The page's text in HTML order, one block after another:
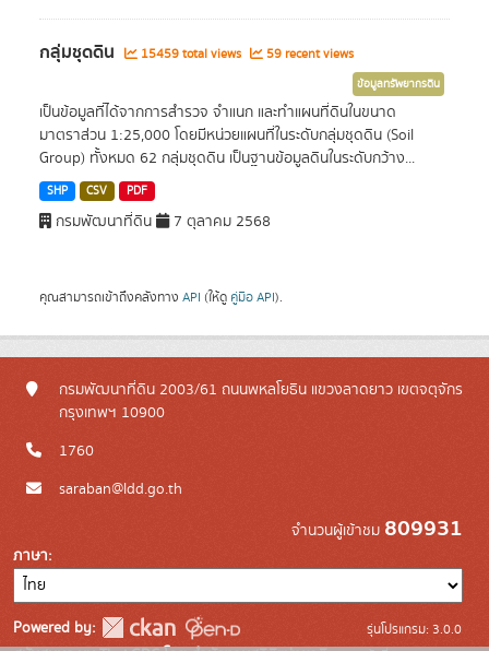
กลุ่มชุดดิน 15459 total views 59 recent views
ข้อมูลทรัพยากรดิน
เป็นข้อมูลที่ได้จากการสำรวจ จำแนก และทำแผนที่ดินในขนาด
มาตราส่วน 1:25,000 โดยมีหน่วยแผนที่ในระดับกลุ่มชุดดิน (Soil
Group) ทั้งหมด 62 กลุ่มชุดดิน เป็นฐานข้อมูลดินในระดับกว้าง...
SHP CSV PDF
กรมพัฒนาที่ดิน 7 ตุลาคม 2568
คุณสามารถเข้าถึงคลังทาง API (ให้ดู คู่มือ API).
กรมพัฒนาที่ดิน 2003/61 ถนนพหลโยธิน แขวงลาดยาว เขตจตุจักร
กรุงเทพฯ 10900
1760
saraban@ldd.go.th
จำนวนผู้เข้าชม 809931
ภาษา
Powered by:
รุ่นโปรแกรม: 3.0.0